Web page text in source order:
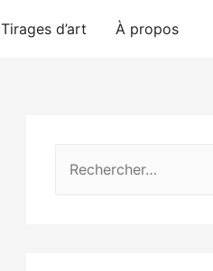
Tirages d’art À propos